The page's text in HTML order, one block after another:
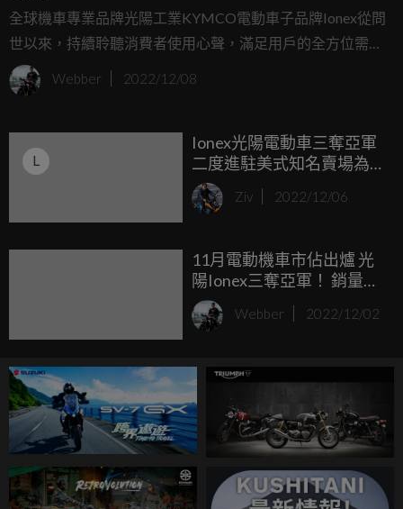
全球機車專業品牌光陽工業KYMCO電動車子品牌Ionex從問
世以來，持續聆聽消費者使用心聲，滿足用戶的全方位需
求；從全面佈局的四大車系、六大車款發表，與九成顧客滿
意度、超過99%的換電滿電率，到11月達成今年三度奪下台
Webber 2022/12/08
L
Ionex光陽電動車三奪亞軍
二度進駐美式知名賣場為
期兩周特賣會
Ziv 2022/12/06
11月電動機車市佔出爐 光
陽Ionex三奪亞軍！ 銷量破
千創歷史新高 成長率230%
領先同業居冠 市佔率達
Webber 2022/12/02